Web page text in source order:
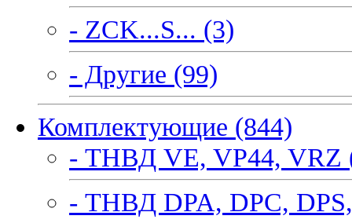
- ZCK...S... (3)
- Другие (99)
Комплектующие (844)
- ТНВД VE, VP44, VRZ
- ТНВД DPA, DPC,